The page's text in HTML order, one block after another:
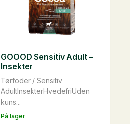
På lager
Tørfoder / Sensitiv
AdultInsekterHvedefriUden
kuns...
GOOOD Sensitiv Adult –
Insekter